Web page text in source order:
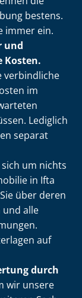
bestens.
immer ein.
und
Kosten.
verbindliche
im
Lediglich
separat
um nichts
in Ifta
über deren
und alle
auf
durch
wir unsere